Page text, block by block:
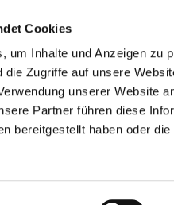
Cookies
um Inhalte und Anzeigen zu
die Zugriffe auf unsere
unserer Website
Partner führen diese
bereitgestellt haben oder
688522
ekvw.de